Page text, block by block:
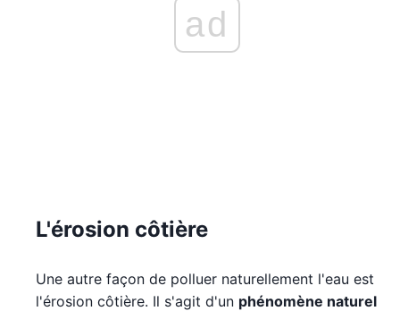
ad
L'érosion côtière
Une autre façon de polluer naturellement l'eau est
l'érosion côtière. Il s'agit d'un phénomène naturel